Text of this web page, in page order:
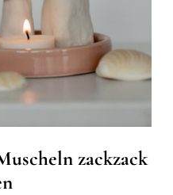
zackzack